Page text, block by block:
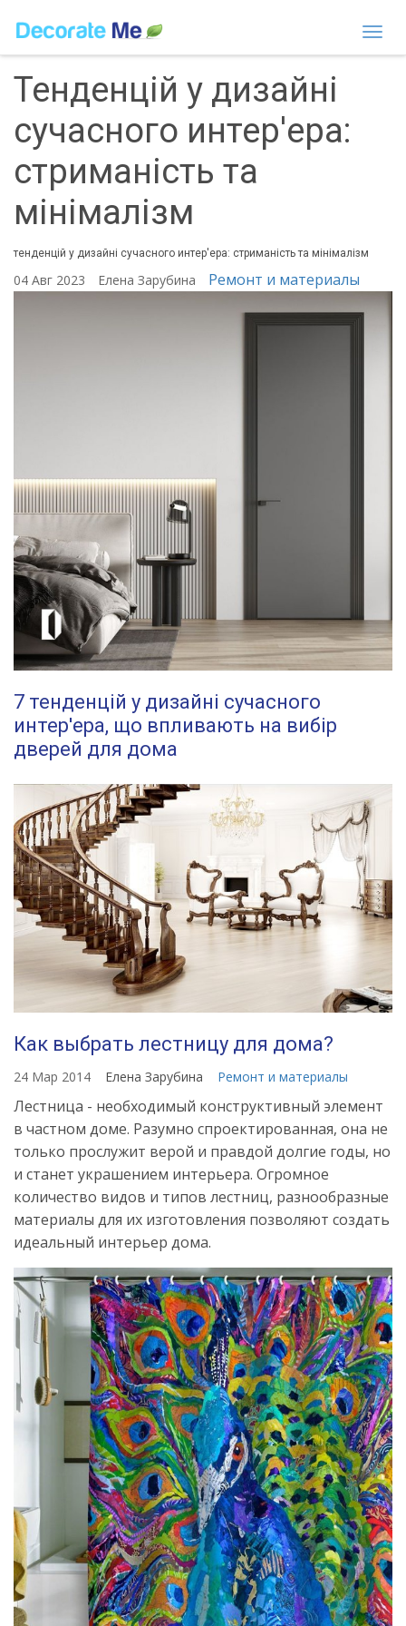
Тенденцій у дизайні
сучасного интер'ера:
стриманість та
мінімалізм
тенденцій у дизайні сучасного интер'ера: стриманість та мінімалізм
04 Авг 2023 Елена Зарубина Ремонт и материалы
7 тенденцій у дизайні сучасного
интер'ера, що впливають на вибір
дверей для дома
Как выбрать лестницу для дома?
24 Мар 2014 Елена Зарубина Ремонт и материалы
Лестница - необходимый конструктивный элемент
в частном доме. Разумно спроектированная, она не
только прослужит верой и правдой долгие годы, но
и станет украшением интерьера. Огромное
количество видов и типов лестниц, разнообразные
материалы для их изготовления позволяют создать
идеальный интерьер дома.